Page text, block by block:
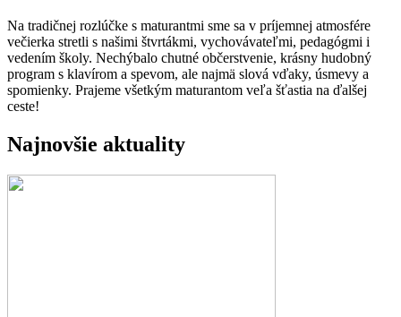
Na tradičnej rozlúčke s maturantmi sme sa v príjemnej atmosfére
večierka stretli s našimi štvrtákmi, vychovávateľmi, pedagógmi i
vedením školy. Nechýbalo chutné občerstvenie, krásny hudobný
program s klavírom a spevom, ale najmä slová vďaky, úsmevy a
spomienky. Prajeme všetkým maturantom veľa šťastia na ďalšej
ceste!
Najnovšie aktuality